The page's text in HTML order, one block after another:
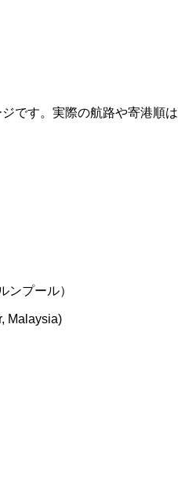
です。実際の航路や寄港順
ンプール）
Malaysia)